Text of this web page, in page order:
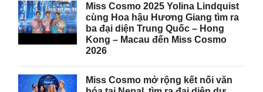
Miss Cosmo 2025 Yolina Lindquist
cùng Hoa hậu Hương Giang tìm ra
ba đại diện Trung Quốc – Hong
Kong – Macau đến Miss Cosmo
2026
Miss Cosmo mở rộng kết nối văn